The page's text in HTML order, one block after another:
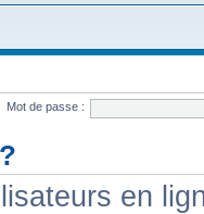
Mot de passe :
en